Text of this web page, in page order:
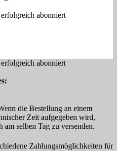
abonniert
abonniert
die Bestellung an einem
Zeit aufgegeben wird,
am selben Tag zu versenden.
Zahlungsmöglichkeiten für